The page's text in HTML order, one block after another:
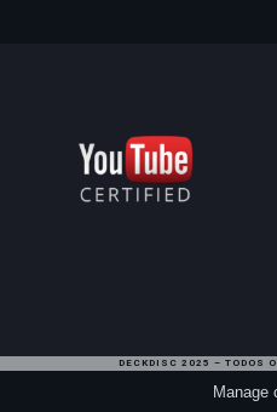
DECKDISC 2025 – TODOS
Manage